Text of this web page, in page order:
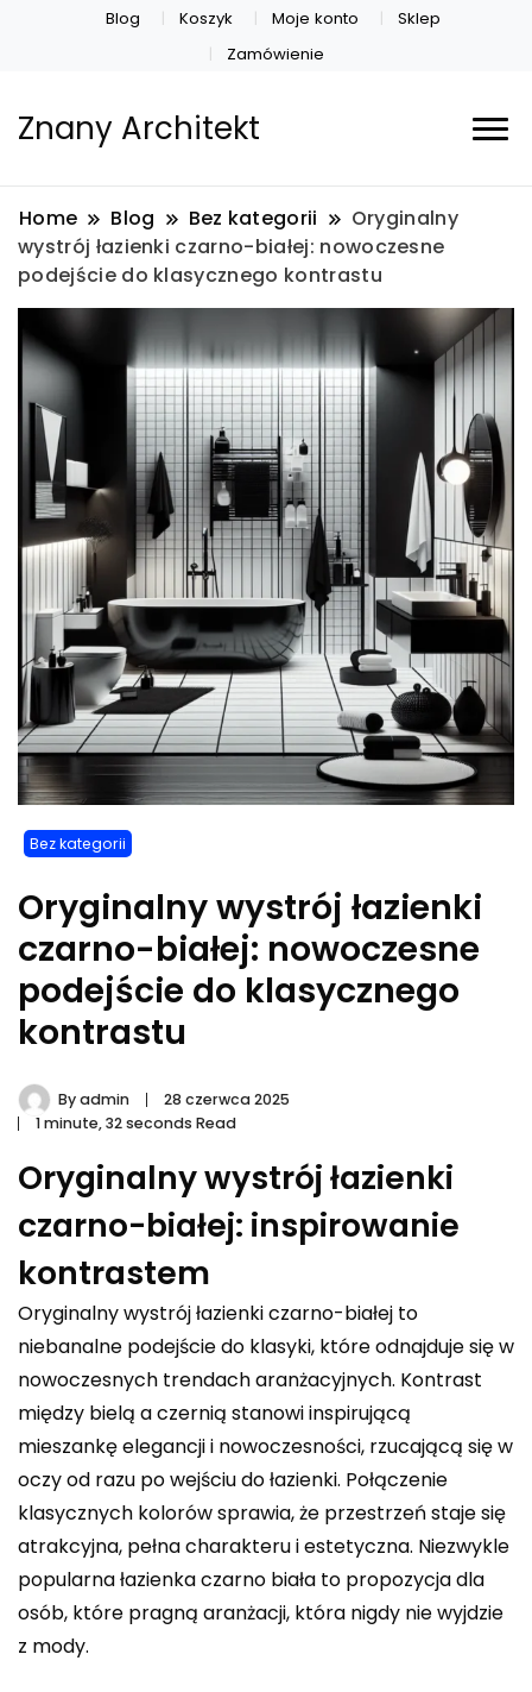
Blog Koszyk Moje konto
Sklep
Zamówienie
Znany Architekt
Home Blog Bez kategorii
Oryginalny
wystrój łazienki czarno-białej: nowoczesne
podejście do klasycznego kontrastu
Bez kategorii
Oryginalny wystrój łazienki
czarno-białej: nowoczesne
podejście do klasycznego
kontrastu
Byadmin
28 czerwca 2025
1 minute, 32 seconds Read
Oryginalny wystrój łazienki
czarno-białej: inspirowanie
kontrastem
Oryginalny wystrój łazienki czarno-białej to
niebanalne podejście do klasyki, które odnajduje się w
nowoczesnych trendach aranżacyjnych. Kontrast
między bielą a czernią stanowi inspirującą
mieszankę elegancji i nowoczesności, rzucającą się w
oczy od razu po wejściu do łazienki. Połączenie
klasycznych kolorów sprawia, że przestrzeń staje się
atrakcyjna, pełna charakteru i estetyczna. Niezwykle
popularna łazienka czarno biała to propozycja dla
osób, które pragną aranżacji, która nigdy nie wyjdzie
z mody.